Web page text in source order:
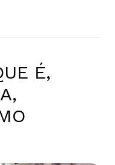
É,